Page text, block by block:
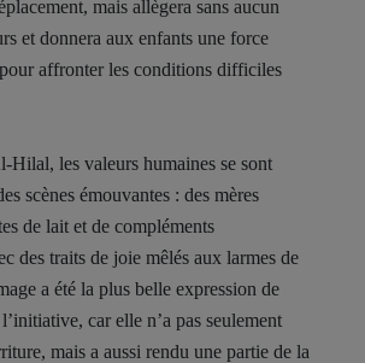
mais allègera sans aucun
et donnera aux enfants une force
affronter les conditions difficiles
Hilal, les valeurs humaines se sont
scènes émouvantes : des mères
de lait et de compléments
des traits de joie mêlés aux larmes de
a été la plus belle expression de
car elle n’a pas seulement
mais a aussi rendu une partie de la